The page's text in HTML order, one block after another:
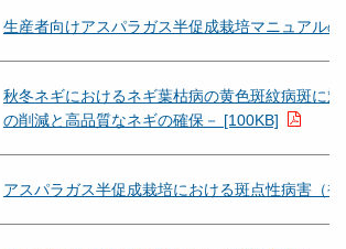
生産者向けアスパラガス半促成栽培マニュアル
秋冬ネギにおけるネギ葉枯病の黄色斑紋病斑に
の削減と高品質なネギの確保－ [100KB]
アスパラガス半促成栽培における斑点性病害（